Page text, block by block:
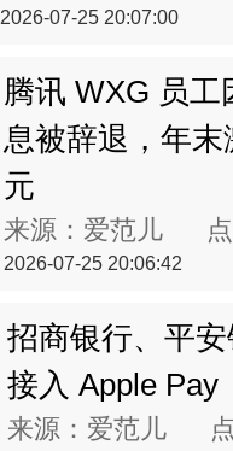
2026-07-25 20:07:00
腾讯 WXG 员
息被辞退，年
元
来源：爱范儿 点
2026-07-25 20:06:42
招商银行、平
接入 Apple Pay
来源：爱范儿